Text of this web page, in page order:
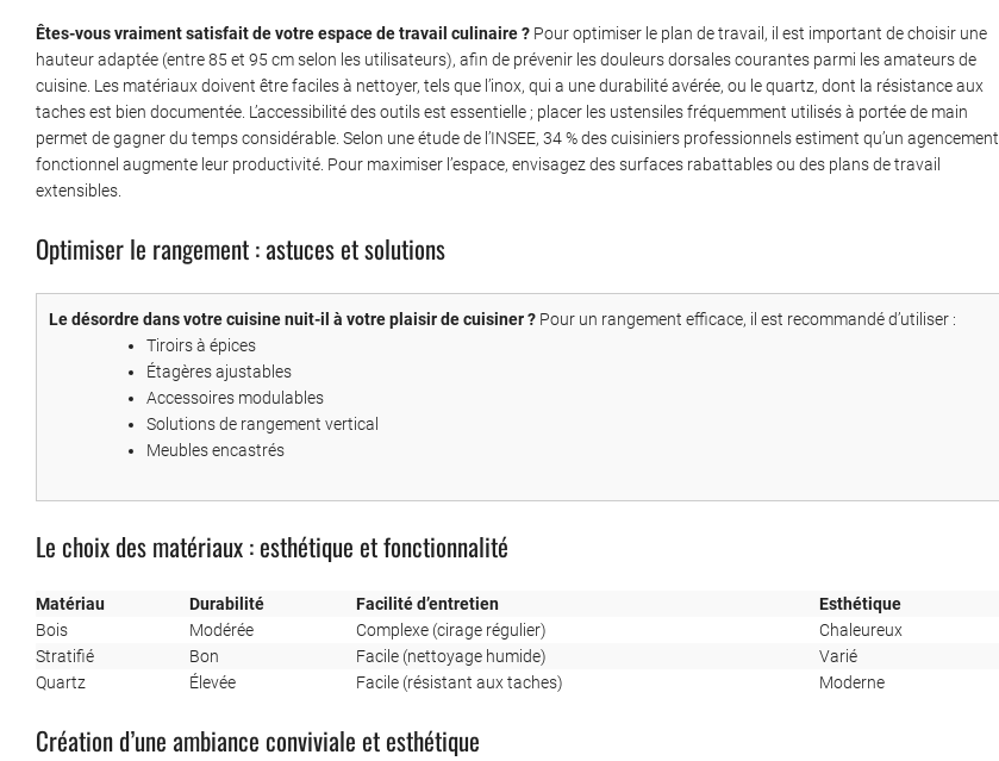
Êtes-vous vraiment satisfait de votre espace de travail culinaire ? Pour optimiser le plan de travail, il est important de choisir une
hauteur adaptée (entre 85 et 95 cm selon les utilisateurs), afin de prévenir les douleurs dorsales courantes parmi les amateurs de
cuisine. Les matériaux doivent être faciles à nettoyer, tels que l’inox, qui a une durabilité avérée, ou le quartz, dont la résistance aux
taches est bien documentée. L’accessibilité des outils est essentielle ; placer les ustensiles fréquemment utilisés à portée de main
permet de gagner du temps considérable. Selon une étude de l’INSEE, 34 % des cuisiniers professionnels estiment qu’un agencement
fonctionnel augmente leur productivité. Pour maximiser l’espace, envisagez des surfaces rabattables ou des plans de travail
extensibles.
Optimiser le rangement : astuces et solutions
Le désordre dans votre cuisine nuit-il à votre plaisir de cuisiner ? Pour un rangement efficace, il est recommandé d’utiliser :
Tiroirs à épices
Étagères ajustables
Accessoires modulables
Solutions de rangement vertical
Meubles encastrés
Le choix des matériaux : esthétique et fonctionnalité
Matériau Durabilité Facilité d’entretien
Esthétique
Bois
Modérée Complexe (cirage régulier)
Chaleureux
Stratifié
Bon Facile (nettoyage humide)
Varié
Quartz
Élevée Facile (résistant aux taches) Moderne
Création d’une ambiance conviviale et esthétique